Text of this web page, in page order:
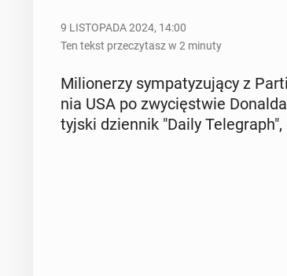
9 LISTOPADA 2024, 14:00
Ten tekst przeczytasz w 2 minuty
Mi­lio­ne­rzy sym­pa­ty­zu­ją­cy z
nia USA po zwy­cię­stwie
tyj­ski dzien­nik "Daily